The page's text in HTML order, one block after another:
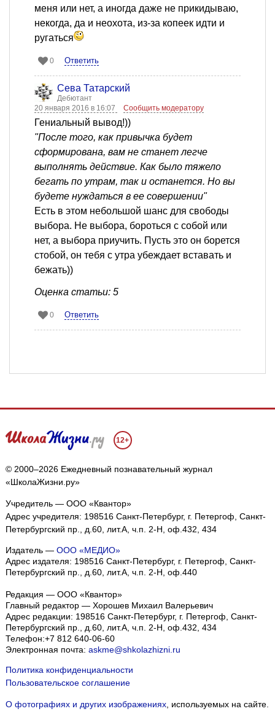
меня или нет, а иногда даже не прикидываю,
некогда, да и неохота, из-за копеек идти и
ругаться
0 Ответить
Сева Татарский
Дебютант
20 января 2016 в 16:07
Сообщить модератору
Гениальный вывод!))
"После того, как привычка будет
сформирована, вам не станет легче
выполнять действие. Как было тяжело
бегать по утрам, так и останется. Но вы
будете нуждаться в ее совершении"
Есть в этом небольшой шанс для свободы
выбора. Не выбора, бороться с собой или
нет, а выбора приучить. Пусть это он борется
стобой, он тебя с утра убеждает вставать и
бежать))
Оценка статьи: 5
0 Ответить
12+
© 2000–2026 Ежедневный познавательный журнал
«ШколаЖизни.ру»
Учредитель — ООО «Квантор»
Адрес учредителя: 198516 Санкт-Петербург, г. Петергоф, Санкт-
Петербургский пр., д.60, лит.А, ч.п. 2-Н, оф.432, 434
Издатель — ООО «МЕДИО»
Адрес издателя: 198516 Санкт-Петербург, г. Петергоф, Санкт-
Петербургский пр., д.60, лит.А, ч.п. 2-Н, оф.440
Редакция — ООО «Квантор»
Главный редактор — Хорошев Михаил Валерьевич
Адрес редакции: 198516 Санкт-Петербург, г. Петергоф Санкт-
Петербургский пр., д.60, лит.А, ч.п. 2-Н, оф.432, 434
Телефон:+7 812 640-06-60
Электронная почта: askme@shkolazhizni.ru
Политика конфиденциальности
Пользовательское соглашение
О фотографиях и других изображениях, используемых на сайте.